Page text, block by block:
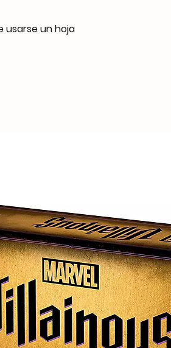
usarse un hoja